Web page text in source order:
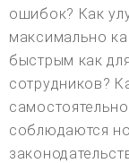
ошибок? Как
максимально
быстрым как
сотрудников?
соблюдаются